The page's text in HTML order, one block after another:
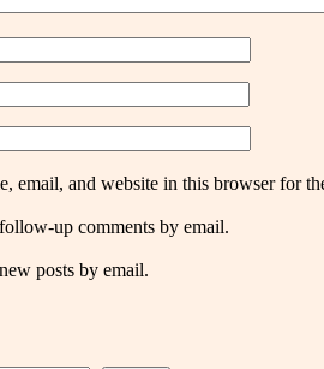
email, and website in this browser for
up comments by email.
posts by email.